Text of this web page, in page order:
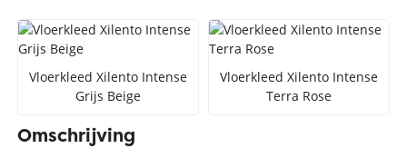
Vloerkleed Xilento Intense
Grijs Beige
Vloerkleed Xilento Intense
Terra Rose
Omschrijving